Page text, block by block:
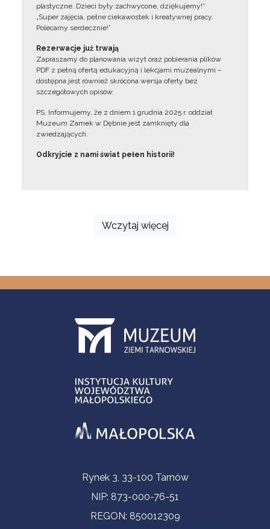
plastyczne. Dzieci były zachwycone, dziękujemy!”
„Super zajęcia, pełne ciekawostek i kreatywnej pracy.
Polecamy serdecznie!”
Rezerwacje już trwają
Zapraszamy do planowania wizyt oraz pobierania plików
PDF z pełną ofertą edukacyjną i lekcjami muzealnymi –
dostępna jest również skrócona wersja oferty bez
szczegółowych opisów.
PS. Informujemy, że z dniem 1 grudnia 2025 r. oddział
Muzeum Zamek w Dębnie jest zamknięty dla
zwiedzających.
Odkryjcie z nami świat pełen historii!
Wczytaj więcej
Informacje kontaktoweRynek 3, 33-100 Tarnów
NIP: 873-000-76-51
REGON: 850012309